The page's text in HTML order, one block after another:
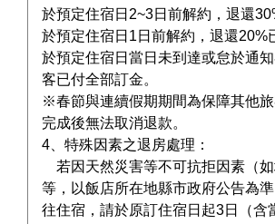
於預定住宿日2~3日前解約，退還
於預定住宿日1日前解約，退還20%
於預定住宿日當日未到達或怠於通
客已付全部訂金。
※春節與連續假期期間為保障其他
完成後無法取消退款。
4、特殊因素之退房處理：
若因天然災害等不可抗拒因素（
等，以飯店所在地縣市政府公告為
往住宿，請於原訂住宿日起3日（含